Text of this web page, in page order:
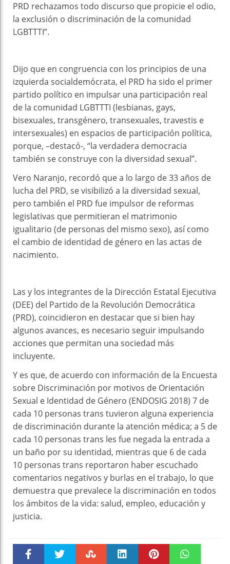
PRD rechazamos todo discurso que propicie el odio,
la exclusión o discriminación de la comunidad
LGBTTTI”.
Dijo que en congruencia con los principios de una
izquierda socialdemócrata, el PRD ha sido el primer
partido político en impulsar una participación real
de la comunidad LGBTTTI (lesbianas, gays,
bisexuales, transgénero, transexuales, travestis e
intersexuales) en espacios de participación política,
porque, –destacó-, “la verdadera democracia
también se construye con la diversidad sexual”.
Vero Naranjo, recordó que a lo largo de 33 años de
lucha del PRD, se visibilizó a la diversidad sexual,
pero también el PRD fue impulsor de reformas
legislativas que permitieran el matrimonio
igualitario (de personas del mismo sexo), así como
el cambio de identidad de género en las actas de
nacimiento.
Las y los integrantes de la Dirección Estatal Ejecutiva
(DEE) del Partido de la Revolución Democrática
(PRD), coincidieron en destacar que si bien hay
algunos avances, es necesario seguir impulsando
acciones que permitan una sociedad más
incluyente.
Y es que, de acuerdo con información de la Encuesta
sobre Discriminación por motivos de Orientación
Sexual e Identidad de Género (ENDOSIG 2018) 7 de
cada 10 personas trans tuvieron alguna experiencia
de discriminación durante la atención médica; a 5 de
cada 10 personas trans les fue negada la entrada a
un baño por su identidad, mientras que 6 de cada
10 personas trans reportaron haber escuchado
comentarios negativos y burlas en el trabajo, lo que
demuestra que prevalece la discriminación en todos
los ámbitos de la vida: salud, empleo, educación y
justicia.